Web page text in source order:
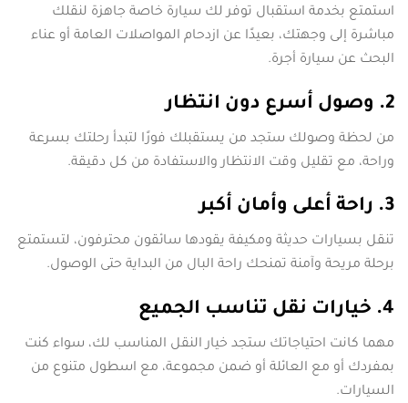
استمتع بخدمة استقبال توفر لك سيارة خاصة جاهزة لنقلك
مباشرة إلى وجهتك، بعيدًا عن ازدحام المواصلات العامة أو عناء
البحث عن سيارة أجرة.
2. وصول أسرع دون انتظار
من لحظة وصولك ستجد من يستقبلك فورًا لتبدأ رحلتك بسرعة
وراحة، مع تقليل وقت الانتظار والاستفادة من كل دقيقة.
3. راحة أعلى وأمان أكبر
تنقل بسيارات حديثة ومكيفة يقودها سائقون محترفون، لتستمتع
برحلة مريحة وآمنة تمنحك راحة البال من البداية حتى الوصول.
4. خيارات نقل تناسب الجميع
مهما كانت احتياجاتك ستجد خيار النقل المناسب لك، سواء كنت
بمفردك أو مع العائلة أو ضمن مجموعة، مع اسطول متنوع من
السيارات.